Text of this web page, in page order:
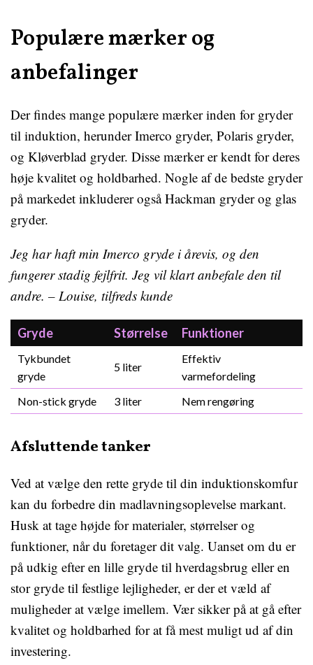
Populære mærker og
anbefalinger
Der findes mange populære mærker inden for gryder
til induktion, herunder Imerco gryder, Polaris gryder,
og Kløverblad gryder. Disse mærker er kendt for deres
høje kvalitet og holdbarhed. Nogle af de bedste gryder
på markedet inkluderer også Hackman gryder og glas
gryder.
Jeg har haft min Imerco gryde i årevis, og den
fungerer stadig fejlfrit. Jeg vil klart anbefale den til
andre. – Louise, tilfreds kunde
Gryde Størrelse Funktioner
Tykbundet
gryde
5 liter
Effektiv
varmefordeling
Non-stick gryde
3 liter Nem rengøring
Afsluttende tanker
Ved at vælge den rette gryde til din induktionskomfur
kan du forbedre din madlavningsoplevelse markant.
Husk at tage højde for materialer, størrelser og
funktioner, når du foretager dit valg. Uanset om du er
på udkig efter en lille gryde til hverdagsbrug eller en
stor gryde til festlige lejligheder, er der et væld af
muligheder at vælge imellem. Vær sikker på at gå efter
kvalitet og holdbarhed for at få mest muligt ud af din
investering.